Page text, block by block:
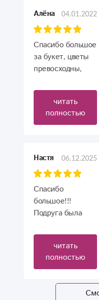
Алёна 04.01.2022
Спасибо большое
за букет, цветы
превосходны,
заказывала.
Очень красиво.
читать
полностью
Настя 06.12.2025
Спасибо
большое!!!
Подруга была
шокирована
таким классным
и неожиданным
подарком. Он
вышел просто
читать
полностью